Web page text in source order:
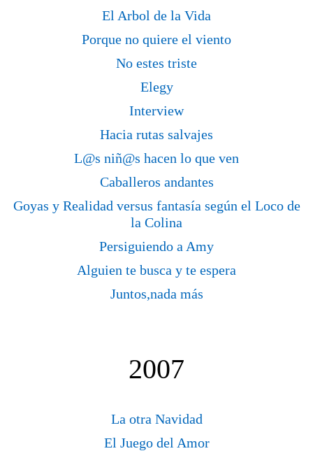
El Arbol de la Vida
Porque no quiere el viento
No estes triste
Elegy
Interview
Hacia rutas salvajes
L@s niñ@s hacen lo que ven
Caballeros andantes
Goyas y Realidad versus fantasía según el Loco de
la Colina
Persiguiendo a Amy
Alguien te busca y te espera
Juntos,nada más
2007
La otra Navidad
El Juego del Amor